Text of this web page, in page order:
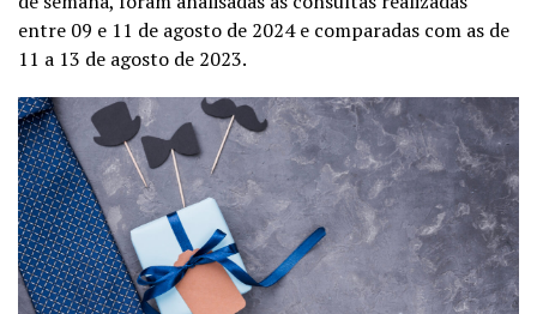
entre 09 e 11 de agosto de 2024 e comparadas com as de
11 a 13 de agosto de 2023.